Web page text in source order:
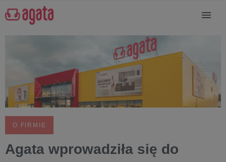
O FIRMIE
Agata wprowadziła się do